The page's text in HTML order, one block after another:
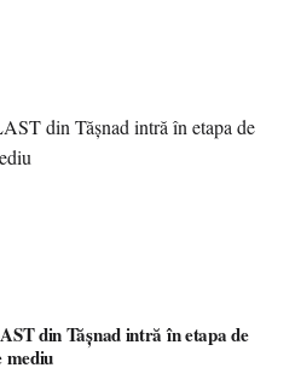
din Tășnad intră în etapa de
mediu